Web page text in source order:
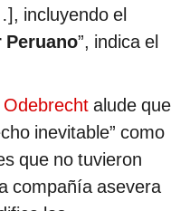
incluyendo el
Peruano”, indica el
Odebrecht alude que
inevitable” como
que no tuvieron
compañía asevera